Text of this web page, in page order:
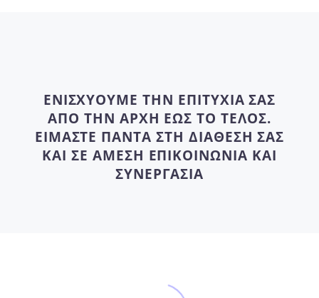
ΕΝΙΣΧΎΟΥΜΕ ΤΗΝ ΕΠΙΤΥΧΊΑ ΣΑΣ
ΑΠΌ ΤΗΝ ΑΡΧΉ ΈΩΣ ΤΟ ΤΈΛΟΣ.
ΕΊΜΑΣΤΕ ΠΆΝΤΑ ΣΤΗ ΔΙΆΘΕΣΉ ΣΑΣ
ΚΑΙ ΣΕ ΆΜΕΣΗ ΕΠΙΚΟΙΝΩΝΊΑ ΚΑΙ
ΣΥΝΕΡΓΑΣΊΑ